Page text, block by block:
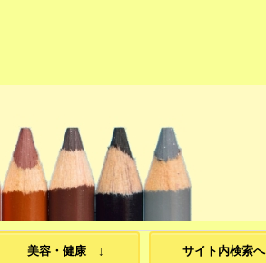
美容・健康 ↓ サイト内検索へ